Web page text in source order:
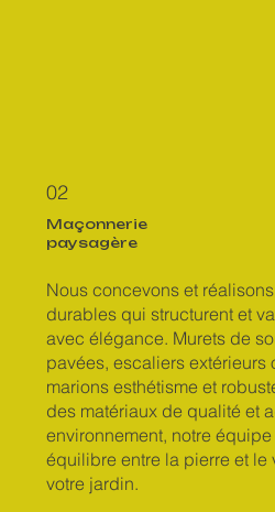
02
Maçonnerie
paysagère
Nous concevons et
durables qui structurent et
avec élégance. Murets de
pavées, escaliers extérieurs
marions esthétisme et
des matériaux de qualité et
environnement, notre
équilibre entre la pierre et
votre jardin.